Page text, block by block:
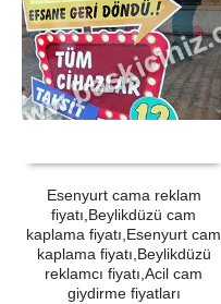
Esenyurt cama reklam
fiyatı,Beylikdüzü cam
kaplama fiyatı,Esenyurt cam
kaplama fiyatı,Beylikdüzü
reklamcı fiyatı,Acil cam
giydirme fiyatları